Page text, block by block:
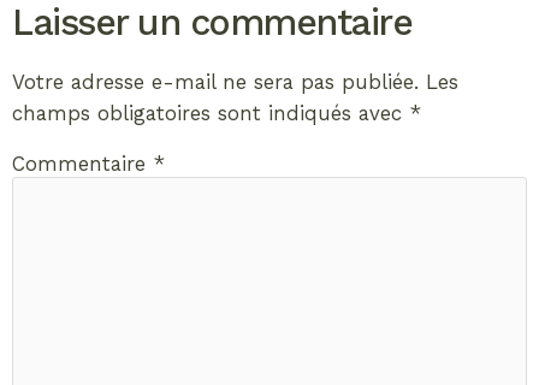
Laisser un commentaire
Votre adresse e-mail ne sera pas publiée. Les
champs obligatoires sont indiqués avec *
Commentaire *